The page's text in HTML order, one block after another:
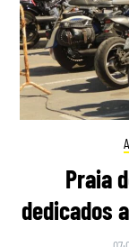
Praia
dedicados